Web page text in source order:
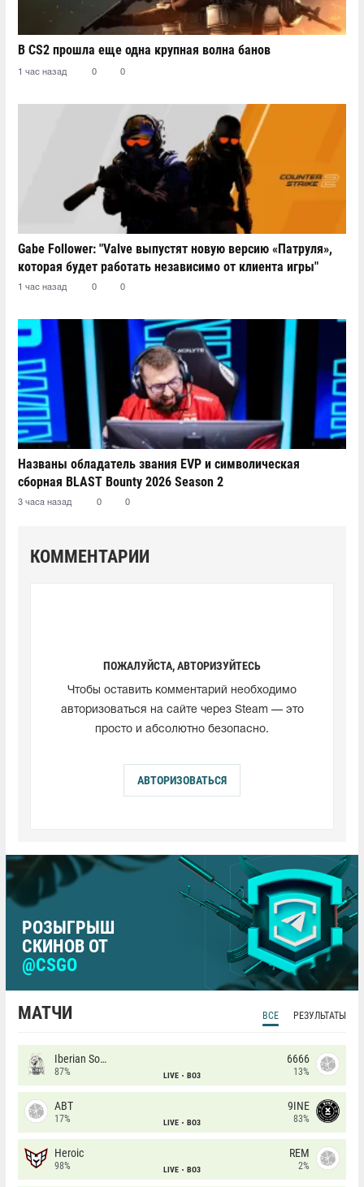
В CS2 прошла еще одна крупная волна банов
1 час назад 0 0
Gabe Follower: "Valve выпустят новую версию «Патруля»,
которая будет работать независимо от клиента игры"
1 час назад 0 0
Названы обладатель звания EVP и символическая
сборная BLAST Bounty 2026 Season 2
3 часа назад 0 0
КОММЕНТАРИИ
ПОЖАЛУЙСТА, АВТОРИЗУЙТЕСЬ
Чтобы оставить комментарий необходимо
авторизоваться на сайте через Steam — это
просто и абсолютно безопасно.
АВТОРИЗОВАТЬСЯ
РОЗЫГРЫШ
СКИНОВ ОТ
@CSGO
МАТЧИ ВСЕ РЕЗУЛЬТАТЫ
Iberian Soul
87% LIVE BO3
6666
13%
ABT
17% LIVE BO3
9INE
83%
Heroic
98% LIVE BO3
REM
2%